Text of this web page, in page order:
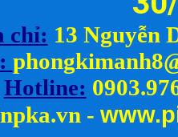
chỉ: 13 Nguyễn
ph
Hotline:
- www.